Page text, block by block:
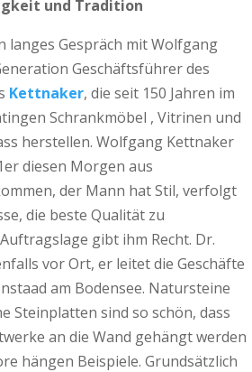
und Tradition
langes Gespräch mit Wolfgang
Geschäftsführer des
Kettnaker, die seit 150 Jahren im
Schrankmöbel , Vitrinen und
herstellen. Wolfgang Kettnaker
diesen Morgen aus
der Mann hat Stil, verfolgt
die beste Qualität zu
gibt ihm Recht. Dr.
vor Ort, er leitet die Geschäfte
am Bodensee. Natursteine
Steinplatten sind so schön, dass
an die Wand gehängt werden
hängen Beispiele. Grundsätzlich